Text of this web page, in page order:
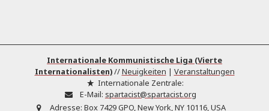
Internationale Kommunistische Liga (Vierte
Internationalisten)//Neuigkeiten | Veranstaltungen
Internationale Zentrale:
E-Mail: spartacist@spartacist.org
Adresse: Box 7429 GPO, New York, NY 10116, USA